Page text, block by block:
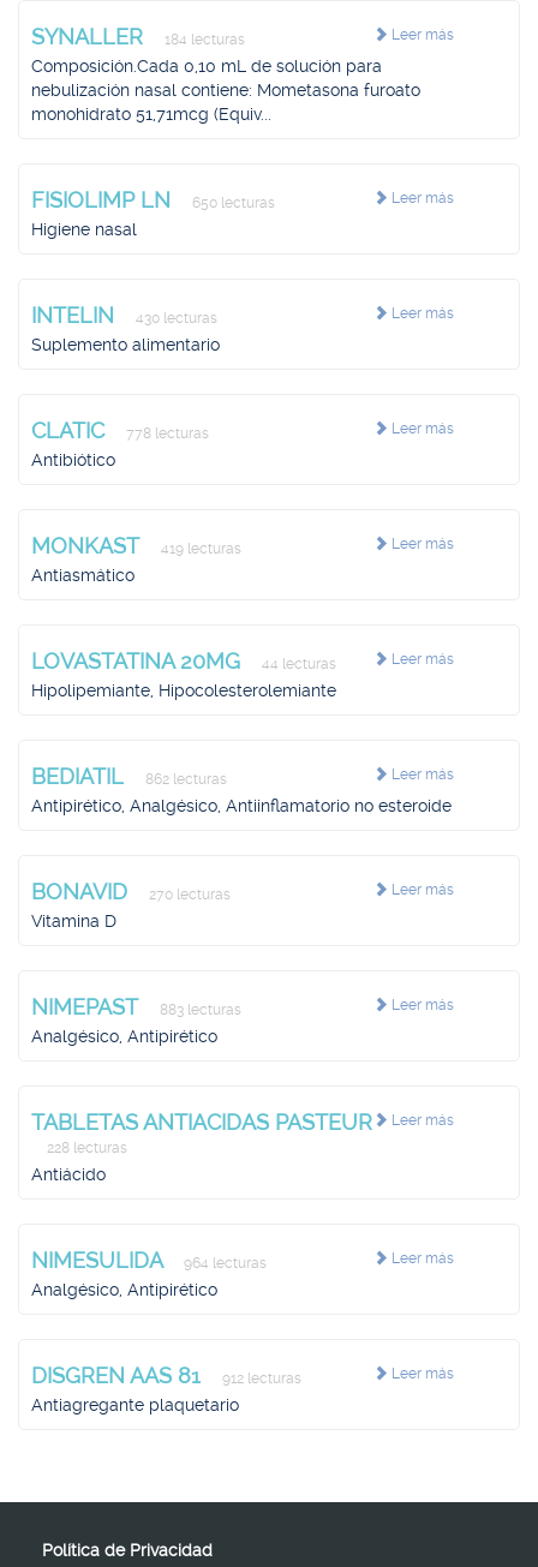
Leer más
SYNALLER 184 lecturas
Composición.Cada 0,10 mL de solución para
nebulización nasal contiene: Mometasona furoato
monohidrato 51,71mcg (Equiv...
Leer más
FISIOLIMP LN 650 lecturas
Higiene nasal
Leer más
INTELIN 430 lecturas
Suplemento alimentario
Leer más
CLATIC 778 lecturas
Antibiótico
Leer más
MONKAST 419 lecturas
Antiasmático
Leer más
LOVASTATINA 20MG 44 lecturas
Hipolipemiante, Hipocolesterolemiante
Leer más
BEDIATIL 862 lecturas
Antipirético, Analgésico, Antiinflamatorio no esteroide
Leer más
BONAVID 270 lecturas
Vitamina D
Leer más
NIMEPAST 883 lecturas
Analgésico, Antipirético
Leer más
TABLETAS ANTIACIDAS PASTEUR
228 lecturas
Antiácido
Leer más
NIMESULIDA 964 lecturas
Analgésico, Antipirético
Leer más
DISGREN AAS 81 912 lecturas
Antiagregante plaquetario
Política de Privacidad